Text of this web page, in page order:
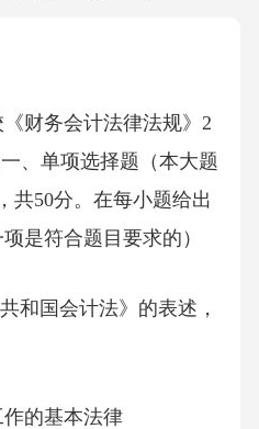
财务会计法律法规》2
、单项选择题（本大题
共50分。在每小题给出
是符合题目要求的）
和国会计法》的表述，
的基本法律